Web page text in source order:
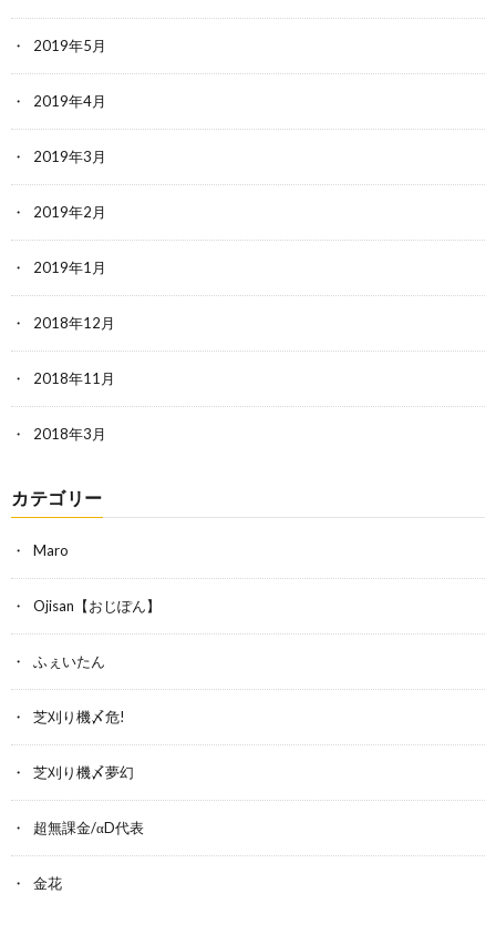
2019年5月
2019年4月
2019年3月
2019年2月
2019年1月
2018年12月
2018年11月
2018年3月
カテゴリー
Maro
Ojisan【おじぽん】
ふぇいたん
芝刈り機〆危!
芝刈り機〆夢幻
超無課金/αD代表
金花